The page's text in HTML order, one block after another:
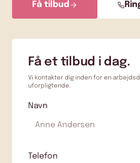
Få tilbud
Få et tilbud i dag.
Vi kontakter dig inden for en
uforpligtende.
Navn
Telefon